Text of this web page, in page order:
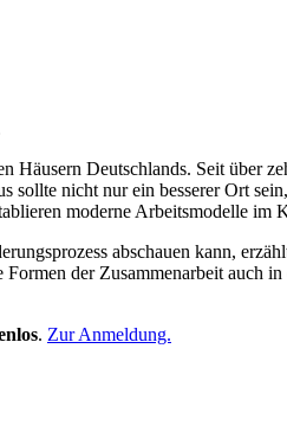
Deutschlands. Seit über
nicht nur ein besserer Ort
moderne Arbeitsmodelle im
abschauen kann,
der Zusammenarbeit
. Zur Anmeldung.